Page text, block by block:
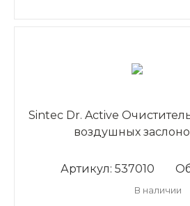
Sintec Dr. Active
воздушных
Артикул: 537010
В наличии